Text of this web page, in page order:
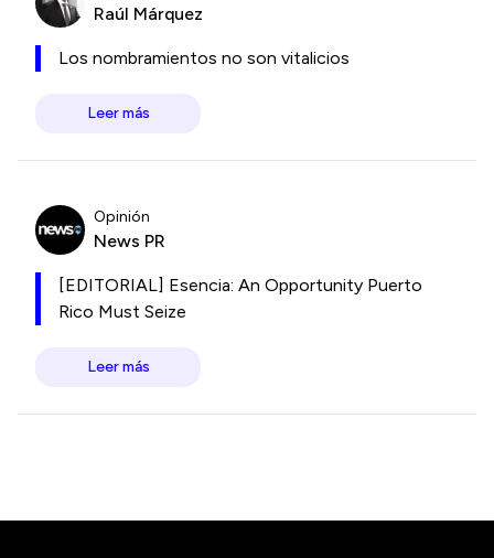
Raúl Márquez
Los nombramientos no son vitalicios
Leer más
Opinión
News PR
[EDITORIAL] Esencia: An Opportunity Puerto
Rico Must Seize
Leer más